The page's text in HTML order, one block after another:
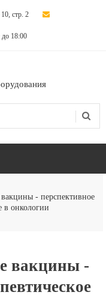
стр. 2
18:00
- перспективное
в онкологии
вакцины -